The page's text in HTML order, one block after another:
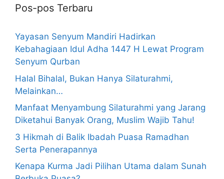
Pos-pos Terbaru
Yayasan Senyum Mandiri Hadirkan
Kebahagiaan Idul Adha 1447 H Lewat Program
Senyum Qurban
Halal Bihalal, Bukan Hanya Silaturahmi,
Melainkan…
Manfaat Menyambung Silaturahmi yang Jarang
Diketahui Banyak Orang, Muslim Wajib Tahu!
3 Hikmah di Balik Ibadah Puasa Ramadhan
Serta Penerapannya
Kenapa Kurma Jadi Pilihan Utama dalam Sunah